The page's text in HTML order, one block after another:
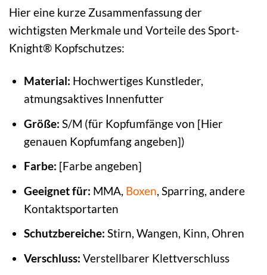
Hier eine kurze Zusammenfassung der
wichtigsten Merkmale und Vorteile des Sport-
Knight® Kopfschutzes:
Material: Hochwertiges Kunstleder,
atmungsaktives Innenfutter
Größe: S/M (für Kopfumfänge von [Hier
genauen Kopfumfang angeben])
Farbe: [Farbe angeben]
Geeignet für: MMA, Boxen, Sparring, andere
Kontaktsportarten
Schutzbereiche: Stirn, Wangen, Kinn, Ohren
Verschluss: Verstellbarer Klettverschluss